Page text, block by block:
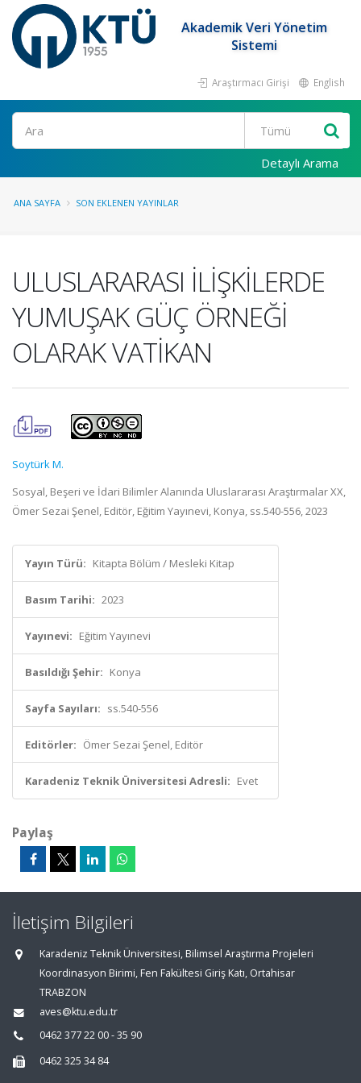
Akademik Veri Yönetim
Sistemi
Araştırmacı Girişi English
Ara
Detaylı Arama
ANA SAYFA SON EKLENEN YAYINLAR
ULUSLARARASI İLİŞKİLERDE
YUMUŞAK GÜÇ ÖRNEĞİ
OLARAK VATİKAN
Soytürk M.
Sosyal, Beşeri ve İdari Bilimler Alanında Uluslararası Araştırmalar XX,
Ömer Sezai Şenel, Editör, Eğitim Yayınevi, Konya, ss.540-556, 2023
Yayın Türü: Kitapta Bölüm / Mesleki Kitap
Basım Tarihi: 2023
Yayınevi: Eğitim Yayınevi
Basıldığı Şehir: Konya
Sayfa Sayıları: ss.540-556
Editörler: Ömer Sezai Şenel, Editör
Karadeniz Teknik Üniversitesi Adresli: Evet
Paylaş
İletişim Bilgileri
Karadeniz Teknik Üniversitesi, Bilimsel Araştırma Projeleri
Koordinasyon Birimi, Fen Fakültesi Giriş Katı, Ortahisar
TRABZON
aves@ktu.edu.tr
0462 377 22 00 - 35 90
0462 325 34 84